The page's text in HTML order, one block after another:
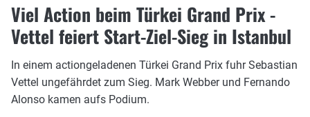
Viel Action beim Türkei Grand Prix -
Vettel feiert Start-Ziel-Sieg in Istanbul
In einem actiongeladenen Türkei Grand Prix fuhr Sebastian
Vettel ungefährdet zum Sieg. Mark Webber und Fernando
Alonso kamen aufs Podium.